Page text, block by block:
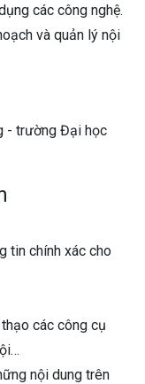
các công nghệ.
và quản lý nội
- trường Đại học
tin chính xác cho
các công cụ
nội dung trên